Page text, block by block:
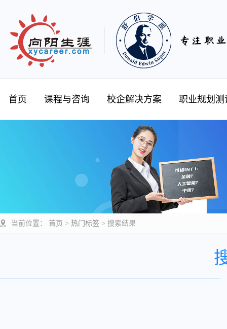
首页 课程与咨询 校企解决方案 职业规划测
当前位置： 首页 > 热门标签 > 搜索结果